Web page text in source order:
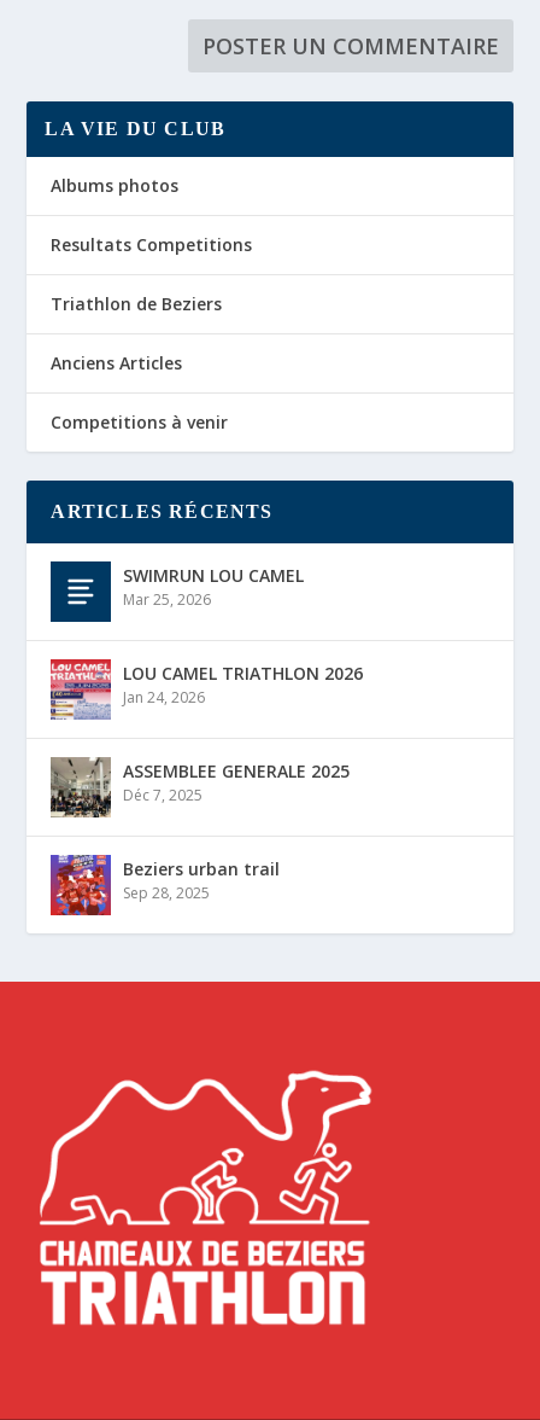
LA VIE DU CLUB
Albums photos
Resultats Competitions
Triathlon de Beziers
Anciens Articles
Competitions à venir
ARTICLES RÉCENTS
SWIMRUN LOU CAMEL
Mar 25, 2026
LOU CAMEL TRIATHLON 2026
Jan 24, 2026
ASSEMBLEE GENERALE 2025
Déc 7, 2025
Beziers urban trail
Sep 28, 2025